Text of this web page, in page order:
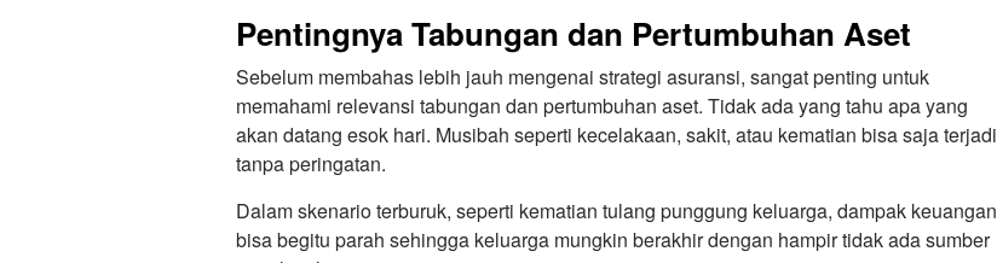
Pentingnya Tabungan dan Pertumbuhan Aset
Sebelum membahas lebih jauh mengenai strategi asuransi, sangat penting untuk
memahami relevansi tabungan dan pertumbuhan aset. Tidak ada yang tahu apa yang
akan datang esok hari. Musibah seperti kecelakaan, sakit, atau kematian bisa saja terjadi
tanpa peringatan.
Dalam skenario terburuk, seperti kematian tulang punggung keluarga, dampak keuangan
bisa begitu parah sehingga keluarga mungkin berakhir dengan hampir tidak ada sumber